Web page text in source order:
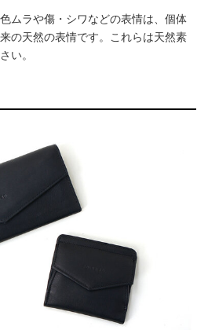
ムラや傷・シワなどの表情は、個体
の天然の表情です。これらは天然素
い。